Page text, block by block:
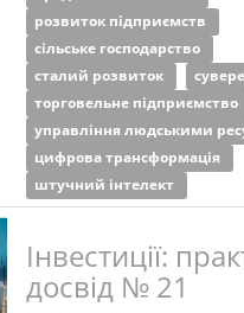
розвиток підприємств
сільське господарство
сталий розвиток
торговельне підприємство
управління людськими
цифрова трансформація
штучний інтелект
Інвестиції:
досвід № 21